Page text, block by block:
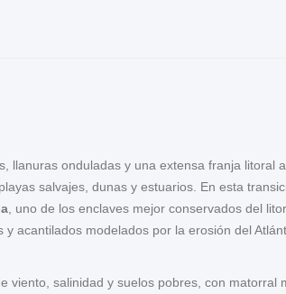
llanuras onduladas y una extensa franja
salvajes, dunas y estuarios. En esta
, uno de los enclaves mejor conservados del
acantilados modelados por la erosión del
viento, salinidad y suelos pobres, con matorral